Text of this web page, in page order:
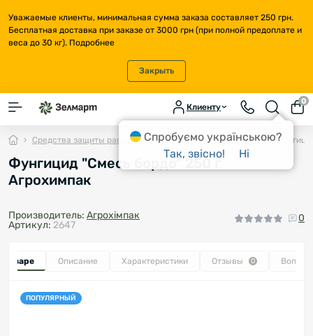
Уважаемые клиенты, минимальная сумма заказа составляет 250 грн.
Бесплатная доставка при заказе от 3000 грн (при полной предоплате и
веса до 30 кг). Подробнее
Закрыть
Клиенту
0
Средства защиты растений Фунгициды (от болезней)
Фунгицид "Смесь бордо" 250 г
Агрохимпак
Производитель: Агрохімпак
Артикул: 2647
0
товаре Описание Характеристики Отзывы 0
ПОПУЛЯРНЫЙ
Спробуємо українською?
Так, звісно!
Ні